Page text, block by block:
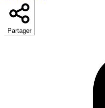
Partager